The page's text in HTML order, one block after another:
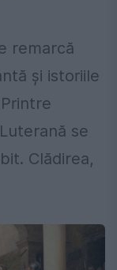
remarcă
și istoriile
se
Clădirea,